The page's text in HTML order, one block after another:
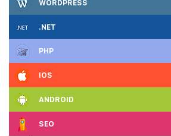
WORDPRESS
.NET
PHP
IOS
ANDROID
SEO